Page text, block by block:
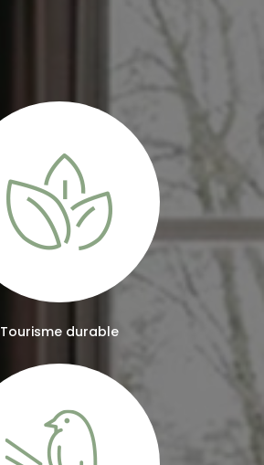
Tourisme durable